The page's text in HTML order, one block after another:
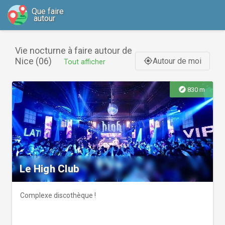
Que faire
autour
Vie nocturne à faire autour de
Nice (06)
Tout afficher gps_fixedAutour de moi
explore 830 m
Le High Club
Complexe discothèque !